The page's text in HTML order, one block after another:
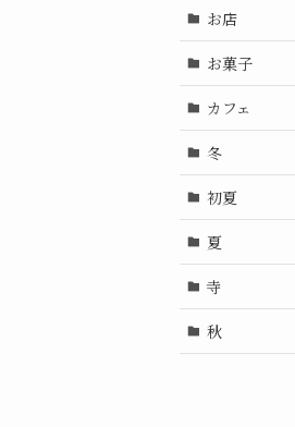
お店
お菓子
カフェ
冬
初夏
夏
寺
秋